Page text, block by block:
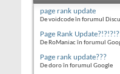
page rank update
De voidcode în forumul
Page Rank
De RoManiac în forumul
Page rank update???
De doro în forumul Google